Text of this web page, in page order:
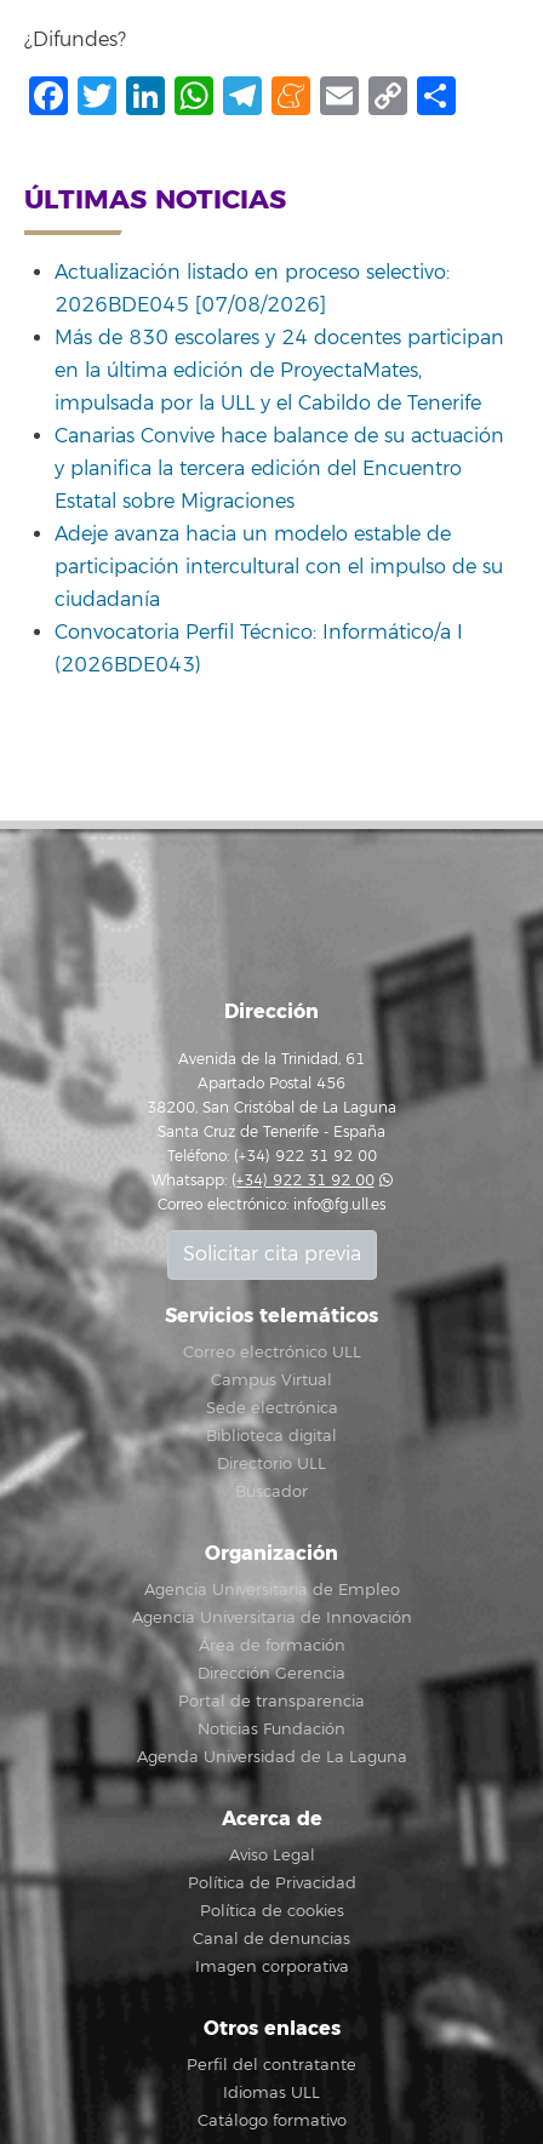
¿Difundes?
Facebook
Twitter
LinkedIn
WhatsApp
Telegram
Meneame
Email
Copy
ÚLTIMAS NOTICIAS
Actualización listado en proceso selectivo:
2026BDE045 [07/08/2026]
Más de 830 escolares y 24 docentes participan
en la última edición de ProyectaMates,
impulsada por la ULL y el Cabildo de Tenerife
Canarias Convive hace balance de su actuación
y planifica la tercera edición del Encuentro
Estatal sobre Migraciones
Adeje avanza hacia un modelo estable de
participación intercultural con el impulso de su
ciudadanía
Convocatoria Perfil Técnico: Informático/a I
(2026BDE043)
Dirección
Avenida de la Trinidad, 61
Apartado Postal 456
38200, San Cristóbal de La Laguna
Santa Cruz de Tenerife - España
Teléfono: (+34) 922 31 92 00
Whatsapp: (+34) 922 31 92 00
Correo electrónico: info@fg.ull.es
Solicitar cita previa
Servicios telemáticos
Correo electrónico ULL
Campus Virtual
Sede electrónica
Biblioteca digital
Directorio ULL
Buscador
Organización
Agencia Universitaria de Empleo
Agencia Universitaria de Innovación
Área de formación
Dirección Gerencia
Portal de transparencia
Noticias Fundación
Agenda Universidad de La Laguna
Acerca de
Aviso Legal
Política de Privacidad
Política de cookies
Canal de denuncias
Imagen corporativa
Otros enlaces
Perfil del contratante
Idiomas ULL
Catálogo formativo